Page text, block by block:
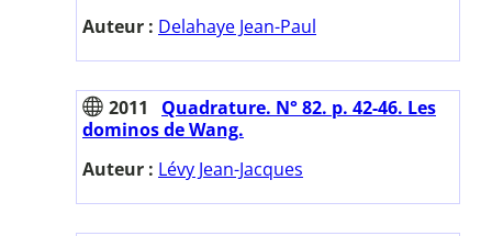
Auteur : Delahaye Jean-Paul
2011
Quadrature. N° 82. p. 42-46. Les
dominos de Wang.
Auteur : Lévy Jean-Jacques